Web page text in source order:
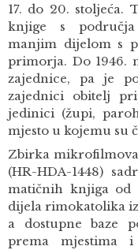
17. do 20. stoljeća.
knjige s područja
manjim dijelom s
primorja. Do 1946.
zajednice, pa je
zajednici obitelj
jedinici (župi,
mjesto u kojemu su
Zbirka
(HR-HDA-1448)
matičnih knjiga od
dijela rimokatolika
a dostupne baze
prema mjestima